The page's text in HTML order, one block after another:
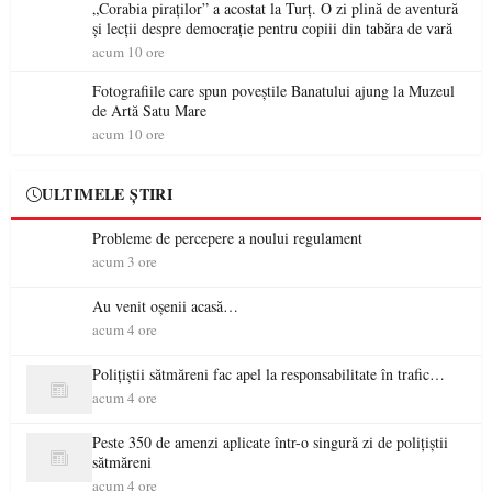
„Corabia piraților” a acostat la Turț. O zi plină de aventură
și lecții despre democrație pentru copiii din tabăra de vară
acum 10 ore
Fotografiile care spun poveștile Banatului ajung la Muzeul
de Artă Satu Mare
acum 10 ore
ULTIMELE ȘTIRI
Probleme de percepere a noului regulament
acum 3 ore
Au venit oșenii acasă…
acum 4 ore
Polițiștii sătmăreni fac apel la responsabilitate în trafic…
acum 4 ore
Peste 350 de amenzi aplicate într-o singură zi de polițiștii
sătmăreni
acum 4 ore